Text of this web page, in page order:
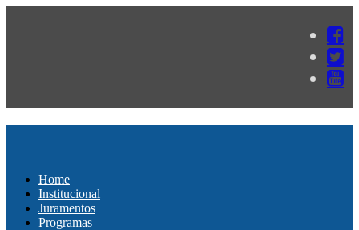
Home
Institucional
Juramentos
Programas